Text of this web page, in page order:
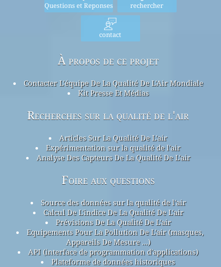
Questions et Reponses rechercher
contact
À propos de ce projet
Contacter L'équipe De La Qualité De L'Air Mondiale
Kit Presse Et Médias
Recherches sur la qualité de l'air
Articles Sur La Qualité De L'air
Expérimentation sur la qualité de l'air
Analyse Des Capteurs De La Qualité De L'air
Foire aux questions
Source des données sur la qualité de l'air
Calcul De L'indice De La Qualité De L'air
Prévisions De La Qualité De L'air
Equipements Pour La Pollution De L'air (masques,
Appareils De Mesure ...)
API (interface de programmation d'applications)
Plateforme de données historiques